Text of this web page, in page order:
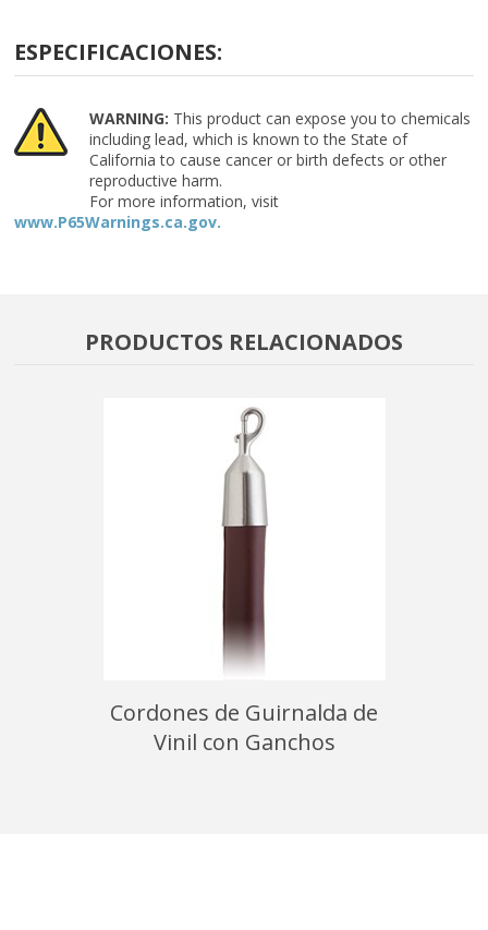
ESPECIFICACIONES:
WARNING: This product can expose you to chemicals
including lead, which is known to the State of
California to cause cancer or birth defects or other
reproductive harm.
For more information, visit
www.P65Warnings.ca.gov.
PRODUCTOS RELACIONADOS
Cordones de Guirnalda de
Vinil con Ganchos